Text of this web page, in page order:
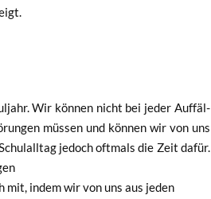
Wir kön­nen nicht bei jeder Auf­fäl­
müs­sen und kön­nen wir von uns
jedoch oft­mals die Zeit dafür.
indem wir von uns aus jeden